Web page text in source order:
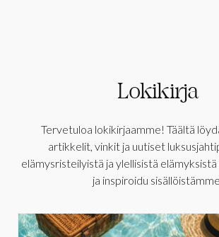
Lokikirja
Tervetuloa lokikirjaamme! Täältä
artikkelit, vinkit ja uutiset
elämysristeilyistä ja ylellisistä
ja inspiroidu